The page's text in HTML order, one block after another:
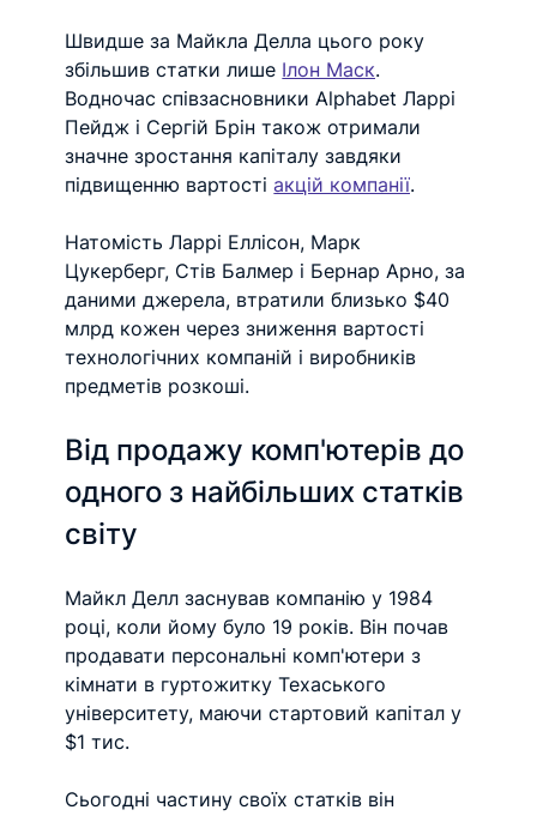
Швидше за Майкла Делла цього року
збільшив статки лише Ілон Маск.
Водночас співзасновники Alphabet Ларрі
Пейдж і Сергій Брін також отримали
значне зростання капіталу завдяки
підвищенню вартості акцій компанії.
Натомість Ларрі Еллісон, Марк
Цукерберг, Стів Балмер і Бернар Арно, за
даними джерела, втратили близько $40
млрд кожен через зниження вартості
технологічних компаній і виробників
предметів розкоші.
Від продажу комп'ютерів до
одного з найбільших статків
світу
Майкл Делл заснував компанію у 1984
році, коли йому було 19 років. Він почав
продавати персональні комп'ютери з
кімнати в гуртожитку Техаського
університету, маючи стартовий капітал у
$1 тис.
Сьогодні частину своїх статків він